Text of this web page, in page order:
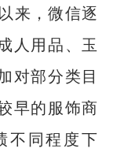
来，微信逐
人用品、玉
对部分类目
早的服饰商
不同程度下